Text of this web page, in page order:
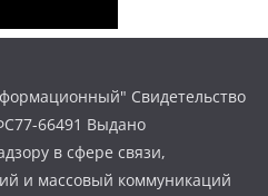
Свидетельство
66491 Выдано
в сфере связи,
и массовый коммуникаций